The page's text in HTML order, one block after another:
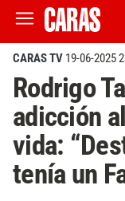
CARAS TV 19-06-2025
Rodrigo
adicción
vida:
tenía un